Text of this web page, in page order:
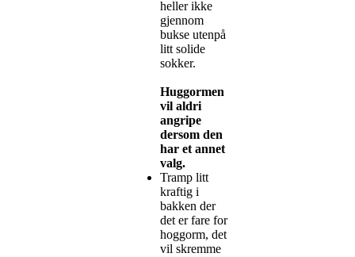
heller ikke
gjennom
bukse utenpå
litt solide
sokker.
Huggormen
vil aldri
angripe
dersom den
har et annet
valg.
Tramp litt
kraftig i
bakken der
det er fare for
hoggorm, det
vil skremme